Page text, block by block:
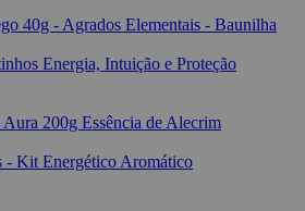
40g - Agrados Elementais - Baunilha
Energia, Intuição e Proteção
200g Essência de Alecrim
- Kit Energético Aromático